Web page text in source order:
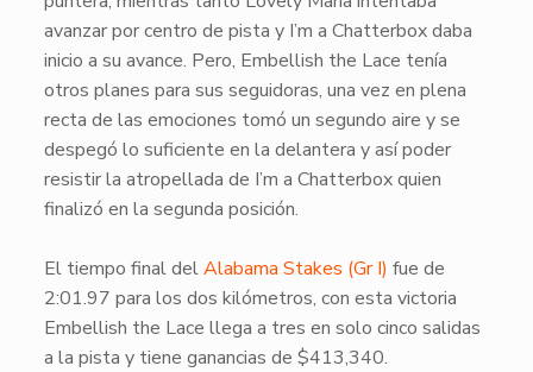
avanzar por centro de pista y I’m a Chatterbox daba
inicio a su avance. Pero, Embellish the Lace tenía
otros planes para sus seguidoras, una vez en plena
recta de las emociones tomó un segundo aire y se
despegó lo suficiente en la delantera y así poder
resistir la atropellada de I’m a Chatterbox quien
finalizó en la segunda posición.
El tiempo final delAlabama Stakes (Gr I) fue de
2:01.97 para los dos kilómetros, con esta victoria
Embellish the Lace llega a tres en solo cinco salidas
a la pista y tiene ganancias de $413,340.